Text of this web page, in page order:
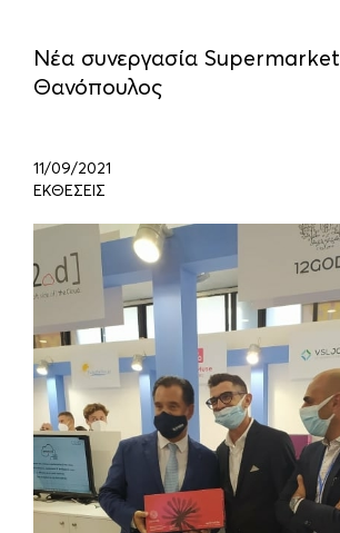
Νέα συνεργασία Supermarket
Θανόπουλος
11/09/2021
ΕΚΘΕΣΕΙΣ